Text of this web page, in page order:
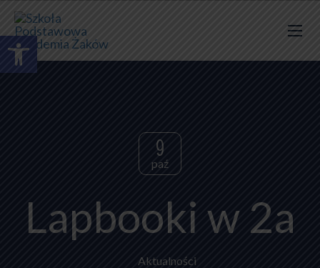
9
paź
Lapbooki w 2a
Aktualności
Otwórz pasek narzędzi